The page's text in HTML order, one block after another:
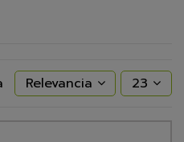
Relevancia 23